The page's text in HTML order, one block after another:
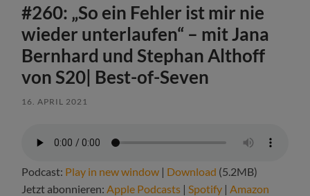
#260: „So ein Fehler ist mir nie
wieder unterlaufen“ – mit Jana
Bernhard und Stephan Althoff
von S20| Best-of-Seven
16. APRIL 2021
Podcast: Play in new window | Download (5.2MB)
Jetzt abonnieren: Apple Podcasts | Spotify | Amazon